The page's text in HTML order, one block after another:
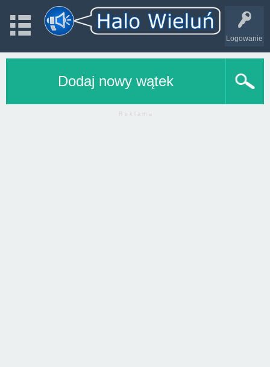
Logowanie
Dodaj nowy wątek
R e k l a m a